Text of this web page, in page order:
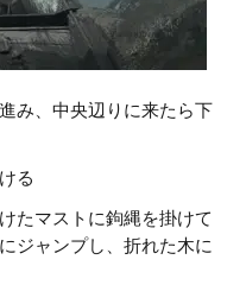
み、中央辺りに来たら下
る
たマストに鉤縄を掛けて
ジャンプし、折れた木に